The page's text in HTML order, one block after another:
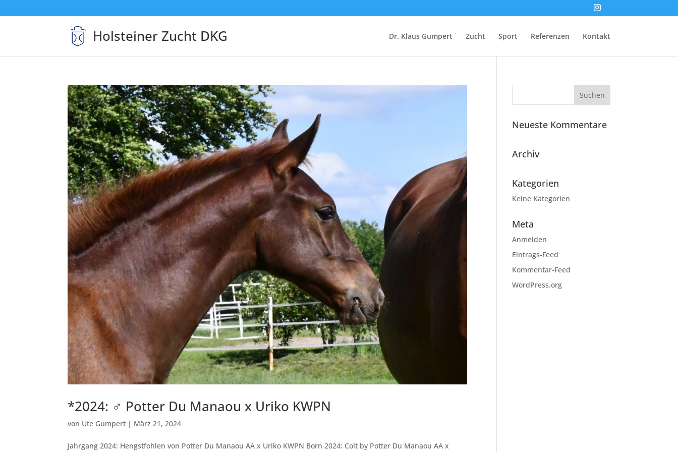
Holsteiner Zucht DKG Dr. Klaus Gumpert Zucht Sport Referenzen Kontakt
*2024: ♂ Potter Du Manaou x Uriko KWPN
von Ute Gumpert | März 21, 2024
Jahrgang 2024: Hengstfohlen von Potter Du Manaou AA x Uriko KWPN Born 2024: Colt by Potter Du Manaou AA x
Neueste Kommentare
Archiv
Kategorien
Keine Kategorien
Meta
Anmelden
Eintrags-Feed
Kommentar-Feed
WordPress.org